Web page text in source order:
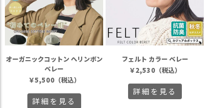
オーガニックコットン へリンボン
ベレー
￥5,500 （税込）
詳細を見る
フェルト カラー ベレー
￥2,530 （税込）
詳細を見る